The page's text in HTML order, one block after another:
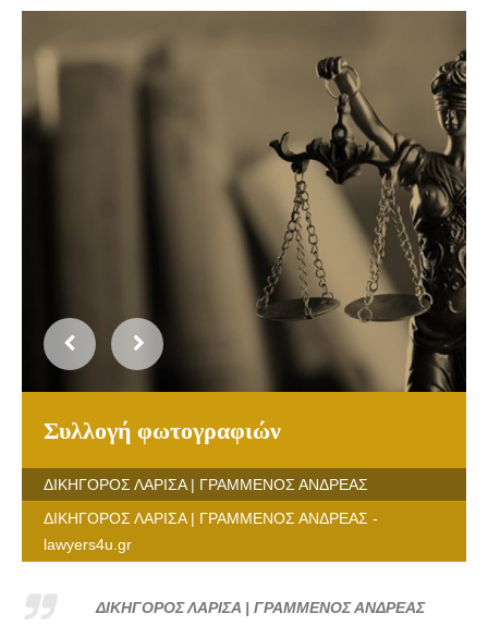
Συλλογή φωτογραφιών
ΔΙΚΗΓΟΡΟΣ ΛΑΡΙΣΑ | ΓΡΑΜΜΕΝΟΣ ΑΝΔΡΕΑΣ
ΔΙΚΗΓΟΡΟΣ ΛΑΡΙΣΑ | ΓΡΑΜΜΕΝΟΣ ΑΝΔΡΕΑΣ -
lawyers4u.gr
ΔΙΚΗΓΟΡΟΣ ΛΑΡΙΣΑ | ΓΡΑΜΜΕΝΟΣ ΑΝΔΡΕΑΣ